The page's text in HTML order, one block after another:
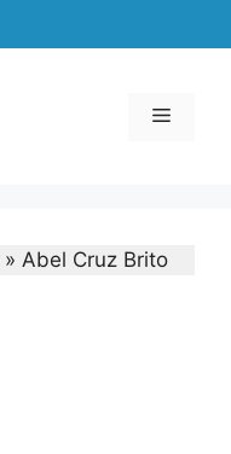
Menu
» Abel Cruz Brito